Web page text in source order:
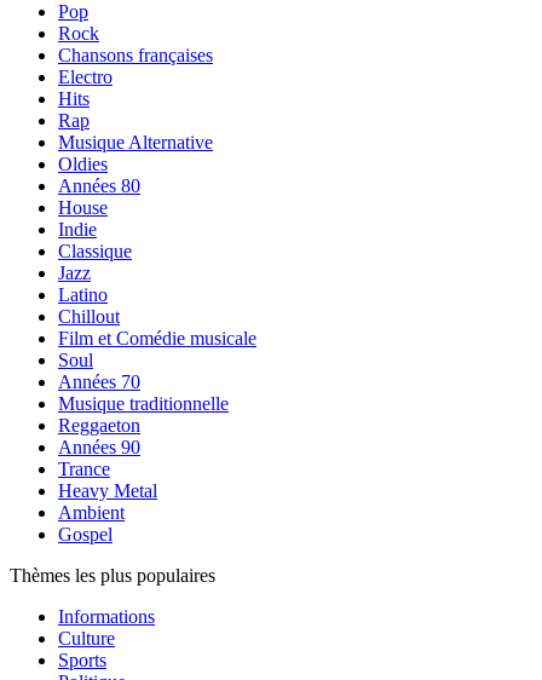
Pop
Rock
Chansons françaises
Electro
Hits
Rap
Musique Alternative
Oldies
Années 80
House
Indie
Classique
Jazz
Latino
Chillout
Film et Comédie musicale
Soul
Années 70
Musique traditionnelle
Reggaeton
Années 90
Trance
Heavy Metal
Ambient
Gospel
Thèmes les plus populaires
Informations
Culture
Sports